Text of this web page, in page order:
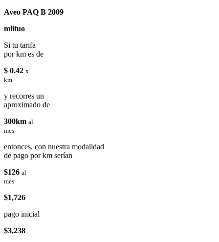
Aveo PAQ B 2009
miituo
Si tu tarifa
por km es de
$ 0.42 x
km
y recorres un
aproximado de
300km al
mes
entonces, con nuestra modalidad
de pago por km serían
$126 al
mes
$1,726
pago inicial
$3,238